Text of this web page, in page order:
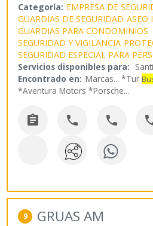
Categoría: EMPRESA DE
GUARDIAS DE SEGURIDAD ASEO
GUARDIAS PARA CONDOMINIOS
SEGURIDAD Y VIGILANCIA
SEGURIDAD ESPECIAL PARA
Servicios disponibles para:
Encontrado en: Marcas...*Tur
*Aventura Motors *Porsche...
  
9 GRUAS AM